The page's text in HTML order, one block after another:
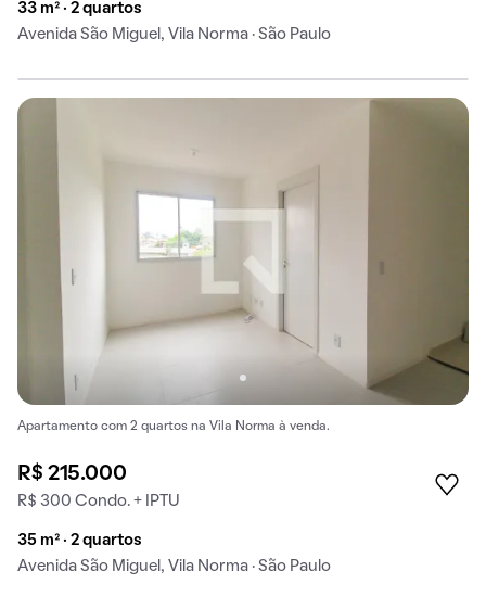
33 m² · 2 quartos
Avenida São Miguel, Vila Norma · São Paulo
Apartamento com 2 quartos na Vila Norma à venda.
R$ 215.000
R$ 300 Condo. + IPTU
35 m² · 2 quartos
Avenida São Miguel, Vila Norma · São Paulo